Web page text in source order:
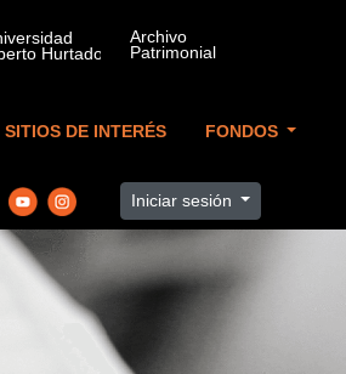
SITIOS DE INTERÉS FONDOS
Iniciar sesión